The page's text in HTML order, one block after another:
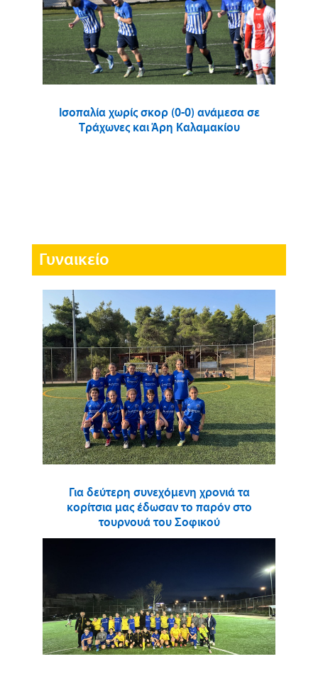
Ισοπαλία χωρίς σκορ (0-0) ανάμεσα σε
Τράχωνες και Άρη Καλαμακίου
Γυναικείο
Για δεύτερη συνεχόμενη χρονιά τα
κορίτσια μας έδωσαν το παρόν στο
τουρνουά του Σοφικού